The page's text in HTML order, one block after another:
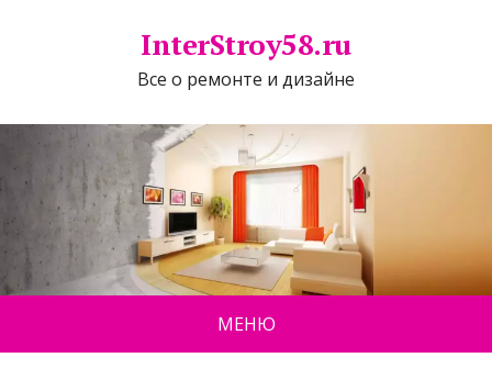
InterStroy58.ru
Все о ремонте и дизайне
МЕНЮ